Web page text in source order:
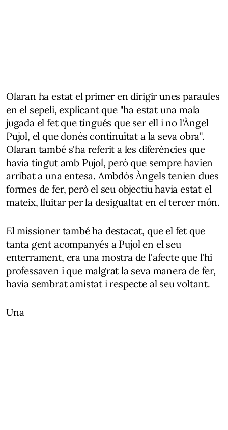
Olaran ha estat el primer en dirigir unes paraules
en el sepeli, explicant que "ha estat una mala
jugada el fet que tingués que ser ell i no l'Àngel
Pujol, el que donés continuïtat a la seva obra".
Olaran també s'ha referit a les diferències que
havia tingut amb Pujol, però que sempre havien
arribat a una entesa. Ambdós Àngels tenien dues
formes de fer, però el seu objectiu havia estat el
mateix, lluitar per la desigualtat en el tercer món.
El missioner també ha destacat, que el fet que
tanta gent acompanyés a Pujol en el seu
enterrament, era una mostra de l'afecte que l'hi
professaven i que malgrat la seva manera de fer,
havia sembrat amistat i respecte al seu voltant.
Una